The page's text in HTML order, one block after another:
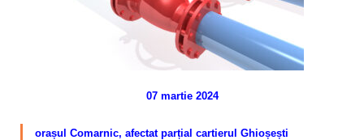
07 martie 2024
orașul Comarnic, afectat parțial cartierul Ghioșești